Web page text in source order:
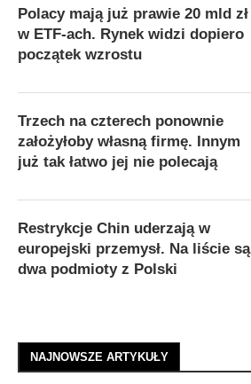
Polacy mają już prawie 20 mld zł
w ETF-ach. Rynek widzi dopiero
początek wzrostu
Trzech na czterech ponownie
założyłoby własną firmę. Innym
już tak łatwo jej nie polecają
Restrykcje Chin uderzają w
europejski przemysł. Na liście są
dwa podmioty z Polski
NAJNOWSZE ARTYKUŁY